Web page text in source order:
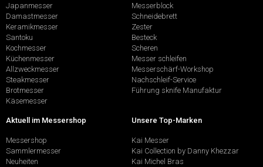
Japanmesser
Damastmesser
Keramikmesser
Santoku
Kochmesser
Küchenmesser
Allzweckmesser
Steakmesser
Brotmesser
Käsemesser
Messerblock
Schneidebrett
Zester
Besteck
Scheren
Messer schleifen
Messerschärf-Workshop
Nachschleif-Service
Führung sknife Manufaktur
Aktuell im Messershop
Messershop
Sammlermesser
Neuheiten
Unsere Top-Marken
Kai Messer
Kai Collection by Danny Khezzar
Kai Michel Bras